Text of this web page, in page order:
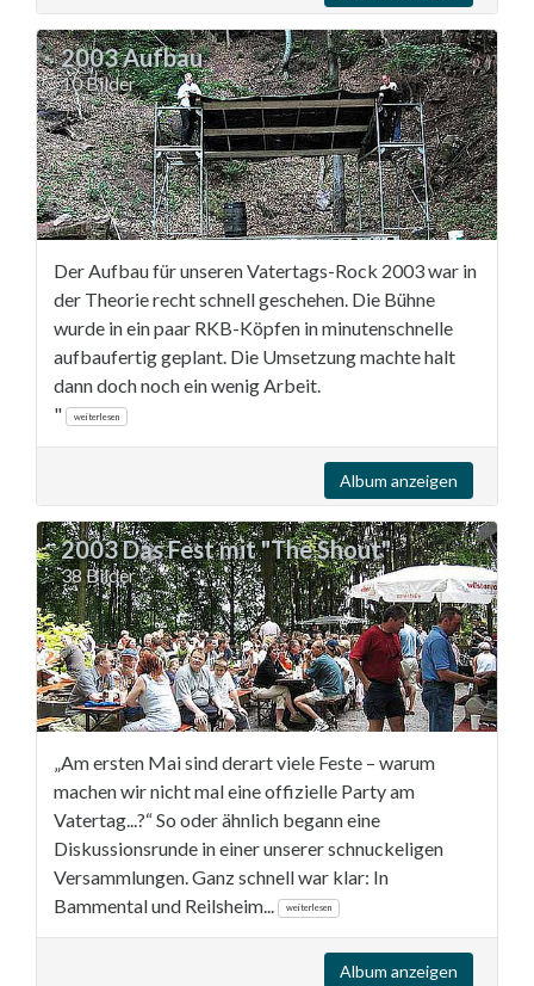
2003 Aufbau
10 Bilder
Der Aufbau für unseren Vatertags-Rock 2003 war in
der Theorie recht schnell geschehen. Die Bühne
wurde in ein paar RKB-Köpfen in minutenschnelle
aufbaufertig geplant. Die Umsetzung machte halt
dann doch noch ein wenig Arbeit.
"
weiterlesen
Album anzeigen
2003 Das Fest mit "The Shout"
38 Bilder
„Am ersten Mai sind derart viele Feste – warum
machen wir nicht mal eine offizielle Party am
Vatertag...?“ So oder ähnlich begann eine
Diskussionsrunde in einer unserer schnuckeligen
Versammlungen. Ganz schnell war klar: In
Bammental und Reilsheim...
weiterlesen
Album anzeigen